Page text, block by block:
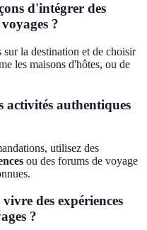
d'intégrer des
?
sur la destination et de choisir
les maisons d'hôtes, ou de
activités authentiques
utilisez des
ou des forums de voyage
des expériences
?